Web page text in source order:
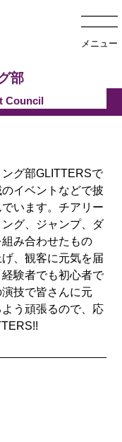
メニュー
部
グ部GLITTERSで
のイベント などで披
でいます。チアリー
グ、 ジャンプ、ダ
組み合わせた もの
、観客に元気を届
経験者でも初心者で
技で皆さんに元
よう頑張るので、 応